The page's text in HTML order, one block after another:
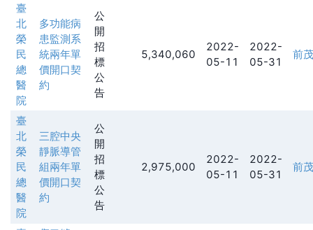
臺
北
榮
民
總
醫
院
多功能病
患監測系
統兩年單
價開口契
約
公
開
招
標
公
告
5,340,060
2022-
05-11
2022-
05-31
前
臺
北
榮
民
總
醫
院
三腔中央
靜脈導管
組兩年單
價開口契
約
公
開
招
標
公
告
2,975,000
2022-
05-11
2022-
05-31
前